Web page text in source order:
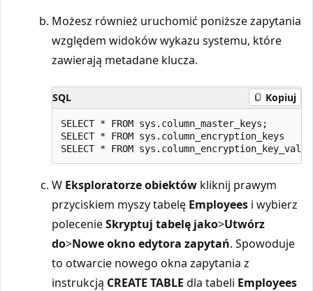
Możesz również uruchomić poniższe zapytania
względem widoków wykazu systemu, które
zawierają metadane klucza.
SQL Kopiuj
SELECT * FROM sys.column_master_keys;
SELECT * FROM sys.column_encryption_keys
W Eksploratorze obiektów kliknij prawym
przyciskiem myszy tabelę Employees i wybierz
polecenieSkryptuj tabelę jako>Utwórz
do>Nowe okno edytora zapytań. Spowoduje
to otwarcie nowego okna zapytania z
instrukcją CREATE TABLE dla tabeli Employees